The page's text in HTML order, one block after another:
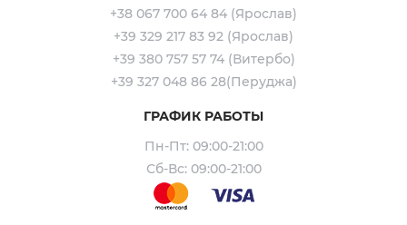
+38 067 700 64 84 (Ярослав)
+39 329 217 83 92 (Ярослав)
+39 380 757 57 74 (Витербо)
+39 327 048 86 28(Перуджа)
ГРАФИК РАБОТЫ
Пн-Пт: 09:00-21:00
Сб-Вс: 09:00-21:00